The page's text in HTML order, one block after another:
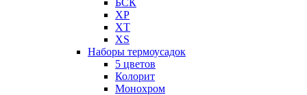
БСК
XP
XT
XS
Наборы термоусадок
5 цветов
Колорит
Монохром